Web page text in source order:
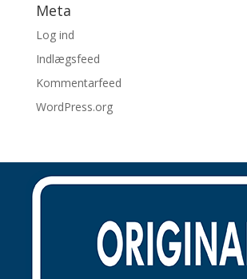
Meta
Log ind
Indlægsfeed
Kommentarfeed
WordPress.org